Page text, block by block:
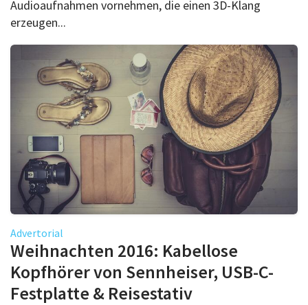
Audioaufnahmen vornehmen, die einen 3D-Klang
erzeugen...
Advertorial
Weihnachten 2016: Kabellose
Kopfhörer von Sennheiser, USB-C-
Festplatte & Reisestativ